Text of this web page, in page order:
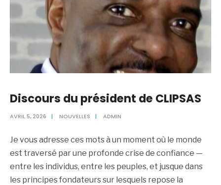
Discours du président de CLIPSAS
AVRIL 5, 2026 | NOUVELLES | ADMIN
Je vous adresse ces mots à un moment où le monde
est traversé par une profonde crise de confiance —
entre les individus, entre les peuples, et jusque dans
les principes fondateurs sur lesquels repose la